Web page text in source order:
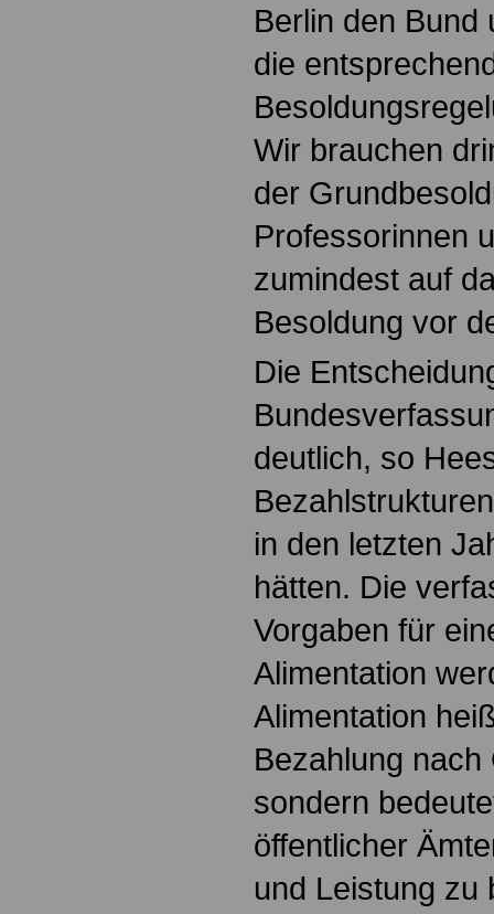
Berlin den Bund
die
Wir brauchen
der
Professorinnen
zumindest auf
Besoldung vor
Die
deutlich, so
in den letzten
hätten. Die
Vorgaben für
Alimentation
Alimentation
Bezahlung
sondern
öffentlicher
und Leistung zu